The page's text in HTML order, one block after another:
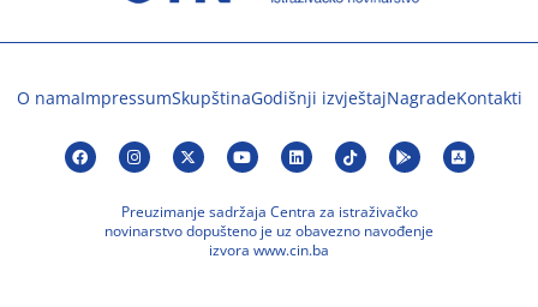
O namaImpressumSkupštinaGodišnji izvještajNagradeKontakti
Preuzimanje sadržaja Centra za istraživačko
novinarstvo dopušteno je uz obavezno navođenje
izvora www.cin.ba